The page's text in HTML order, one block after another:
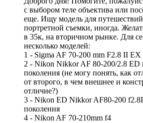
с выбором теле объектива или
еще. Ищу модель для
портретной съемки, иногда.
в 35к, на вторичном рынке. Для
несколько моделей:
1 - Sigma AF 70-200 mm F2.8 II
2 - Nikon Nikkor AF 80-200/2.8 ED
поколения (не могу понять, как
от второго, в чем внешнее и
отличие?)
3 - Nikon ED Nikkor AF80-200
поколения
4 - Nikon AF 70-210mm f4